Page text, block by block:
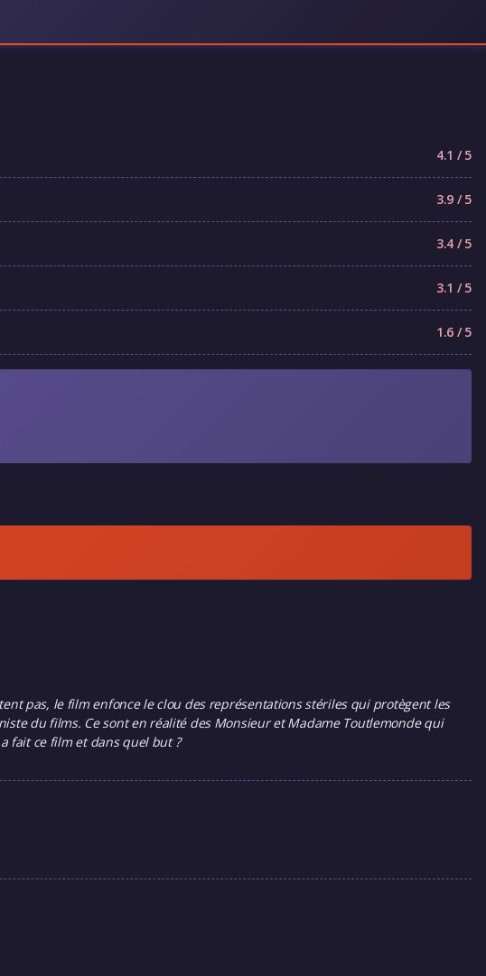
4.1 / 5
3.9 / 5
3.4 / 5
3.1 / 5
1.6 / 5
pas, le film enfonce le clou des représentations stériles qui protègent les
du films. Ce sont en réalité des Monsieur et Madame Toutlemonde qui
fait ce film et dans quel but ?